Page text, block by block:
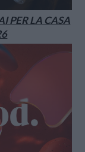
PER LA CASA